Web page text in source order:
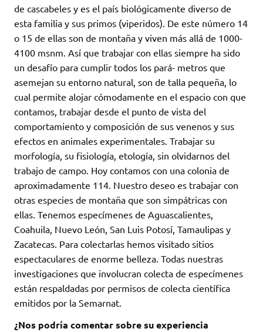
de cascabeles y es el país biológicamente diverso de
esta familia y sus primos (viperidos). De este número 14
o 15 de ellas son de montaña y viven más allá de 1000-
4100 msnm. Así que trabajar con ellas siempre ha sido
un desafío para cumplir todos los pará- metros que
asemejan su entorno natural, son de talla pequeña, lo
cual permite alojar cómodamente en el espacio con que
contamos, trabajar desde el punto de vista del
comportamiento y composición de sus venenos y sus
efectos en animales experimentales. Trabajar su
morfología, su fisiología, etología, sin olvidarnos del
trabajo de campo. Hoy contamos con una colonia de
aproximadamente 114. Nuestro deseo es trabajar con
otras especies de montaña que son simpátricas con
ellas. Tenemos especímenes de Aguascalientes,
Coahuila, Nuevo León, San Luis Potosí, Tamaulipas y
Zacatecas. Para colectarlas hemos visitado sitios
espectaculares de enorme belleza. Todas nuestras
investigaciones que involucran colecta de especímenes
están respaldadas por permisos de colecta científica
emitidos por la Semarnat.
¿Nos podría comentar sobre su experiencia